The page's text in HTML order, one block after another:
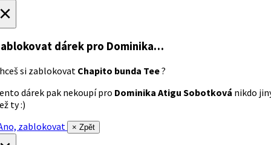
dárek pro Dominika…
si zablokovat Chapito bunda Tee?
dárek pak nekoupí pro Dominika Atigu Sobotková nikdo
ty :)
zablokovat
× Zpět